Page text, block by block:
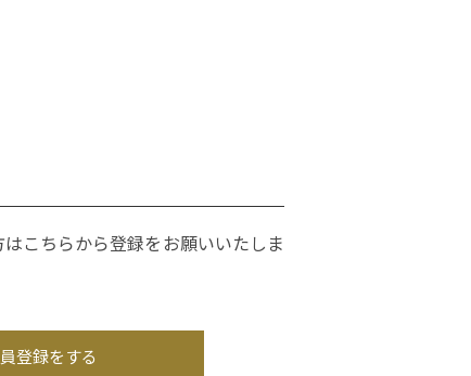
こちらから登録をお願いいたしま
登録をする